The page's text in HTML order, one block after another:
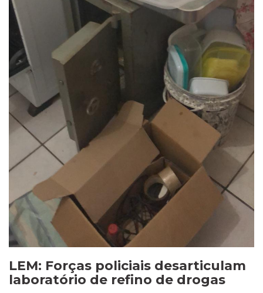
LEM: Forças policiais desarticulam
laboratório de refino de drogas